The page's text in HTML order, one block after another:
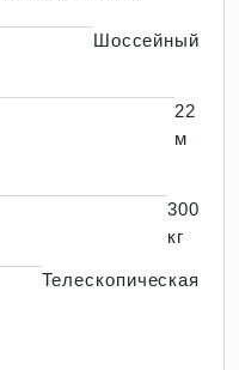
Шоссейный
22
м
300
кг
Телескопическая